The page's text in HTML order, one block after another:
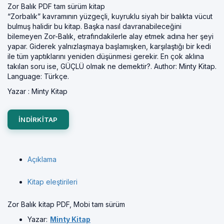
Zor Balık PDF tam sürüm kitap
“Zorbalık” kavramının yüzgeçli, kuyruklu siyah bir balıkta vücut
bulmuş halidir bu kitap. Başka nasıl davranabileceğini
bilemeyen Zor-Balık, etrafındakilerle alay etmek adına her şeyi
yapar. Giderek yalnızlaşmaya başlamışken, karşılaştığı bir kedi
ile tüm yaptıklarını yeniden düşünmesi gerekir. En çok aklına
takılan soru ise, GÜÇLÜ olmak ne demektir?. Author: Minty Kitap.
Language: Türkçe.
Yazar : Minty Kitap
INDIRKITAP
Açıklama
Kitap eleştirileri
Zor Balık kitap PDF, Mobi tam sürüm
Yazar: Minty Kitap